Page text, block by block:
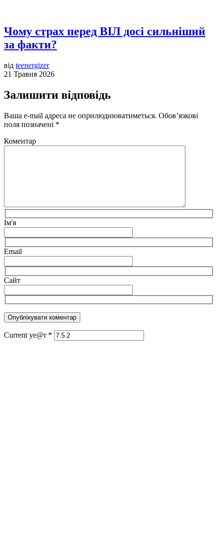
Чому страх перед ВІЛ досі сильніший
за факти?
від teenergizer
21 Травня 2026
Залишити відповідь
Ваша e-mail адреса не оприлюднюватиметься. Обов’язкові
поля позначені *
Коментар
Ім'я
Email
Сайт
Current ye@r *